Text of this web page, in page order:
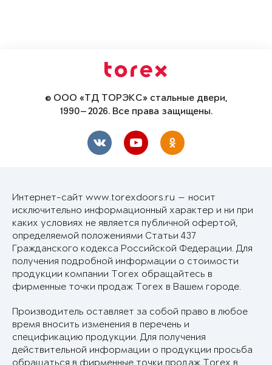
© ООО «ТД ТОРЭКС» стальные двери,
1990—2026. Все права защищены.
Интернет-сайт www.torexdoors.ru — носит
исключительно информационный характер и ни при
каких условиях не является публичной офертой,
определяемой положениями Статьи 437
Гражданского кодекса Российской Федерации. Для
получения подробной информации о стоимости
продукции компании Torex обращайтесь в
фирменные точки продаж Torex в Вашем городе.
Производитель оставляет за собой право в любое
время вносить изменения в перечень и
спецификацию продукции. Для получения
действительной информации о продукции просьба
обращаться в фирменные точки продаж Torex в